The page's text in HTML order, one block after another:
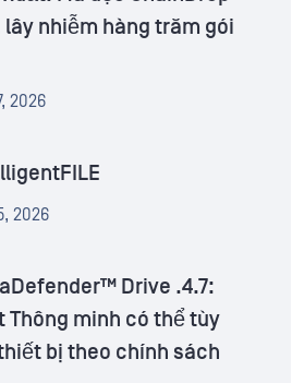
nhiễm hàng trăm gói
2026
2026
Drive .4.7:
Thông minh có thể tùy
bị theo chính sách